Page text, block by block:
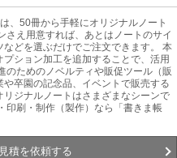
、50冊から手軽にオリジナルノート
さえ用意すれば、あとはノートのサイ
どを選ぶだけでご注文できます。 本
ション加工を追加することで、活用
のためのノベルティや販促ツール（販
卒園の記念品、イベントで販売する
ジナルノートはさまざまなシーンで
印刷・制作（製作）なら「書きま帳
見積を依頼する